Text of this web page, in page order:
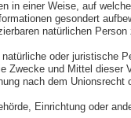
in einer Weise, auf
gesondert
natürlichen Person
oder
Zwecke und Mittel
nach dem
Einrichtung oder